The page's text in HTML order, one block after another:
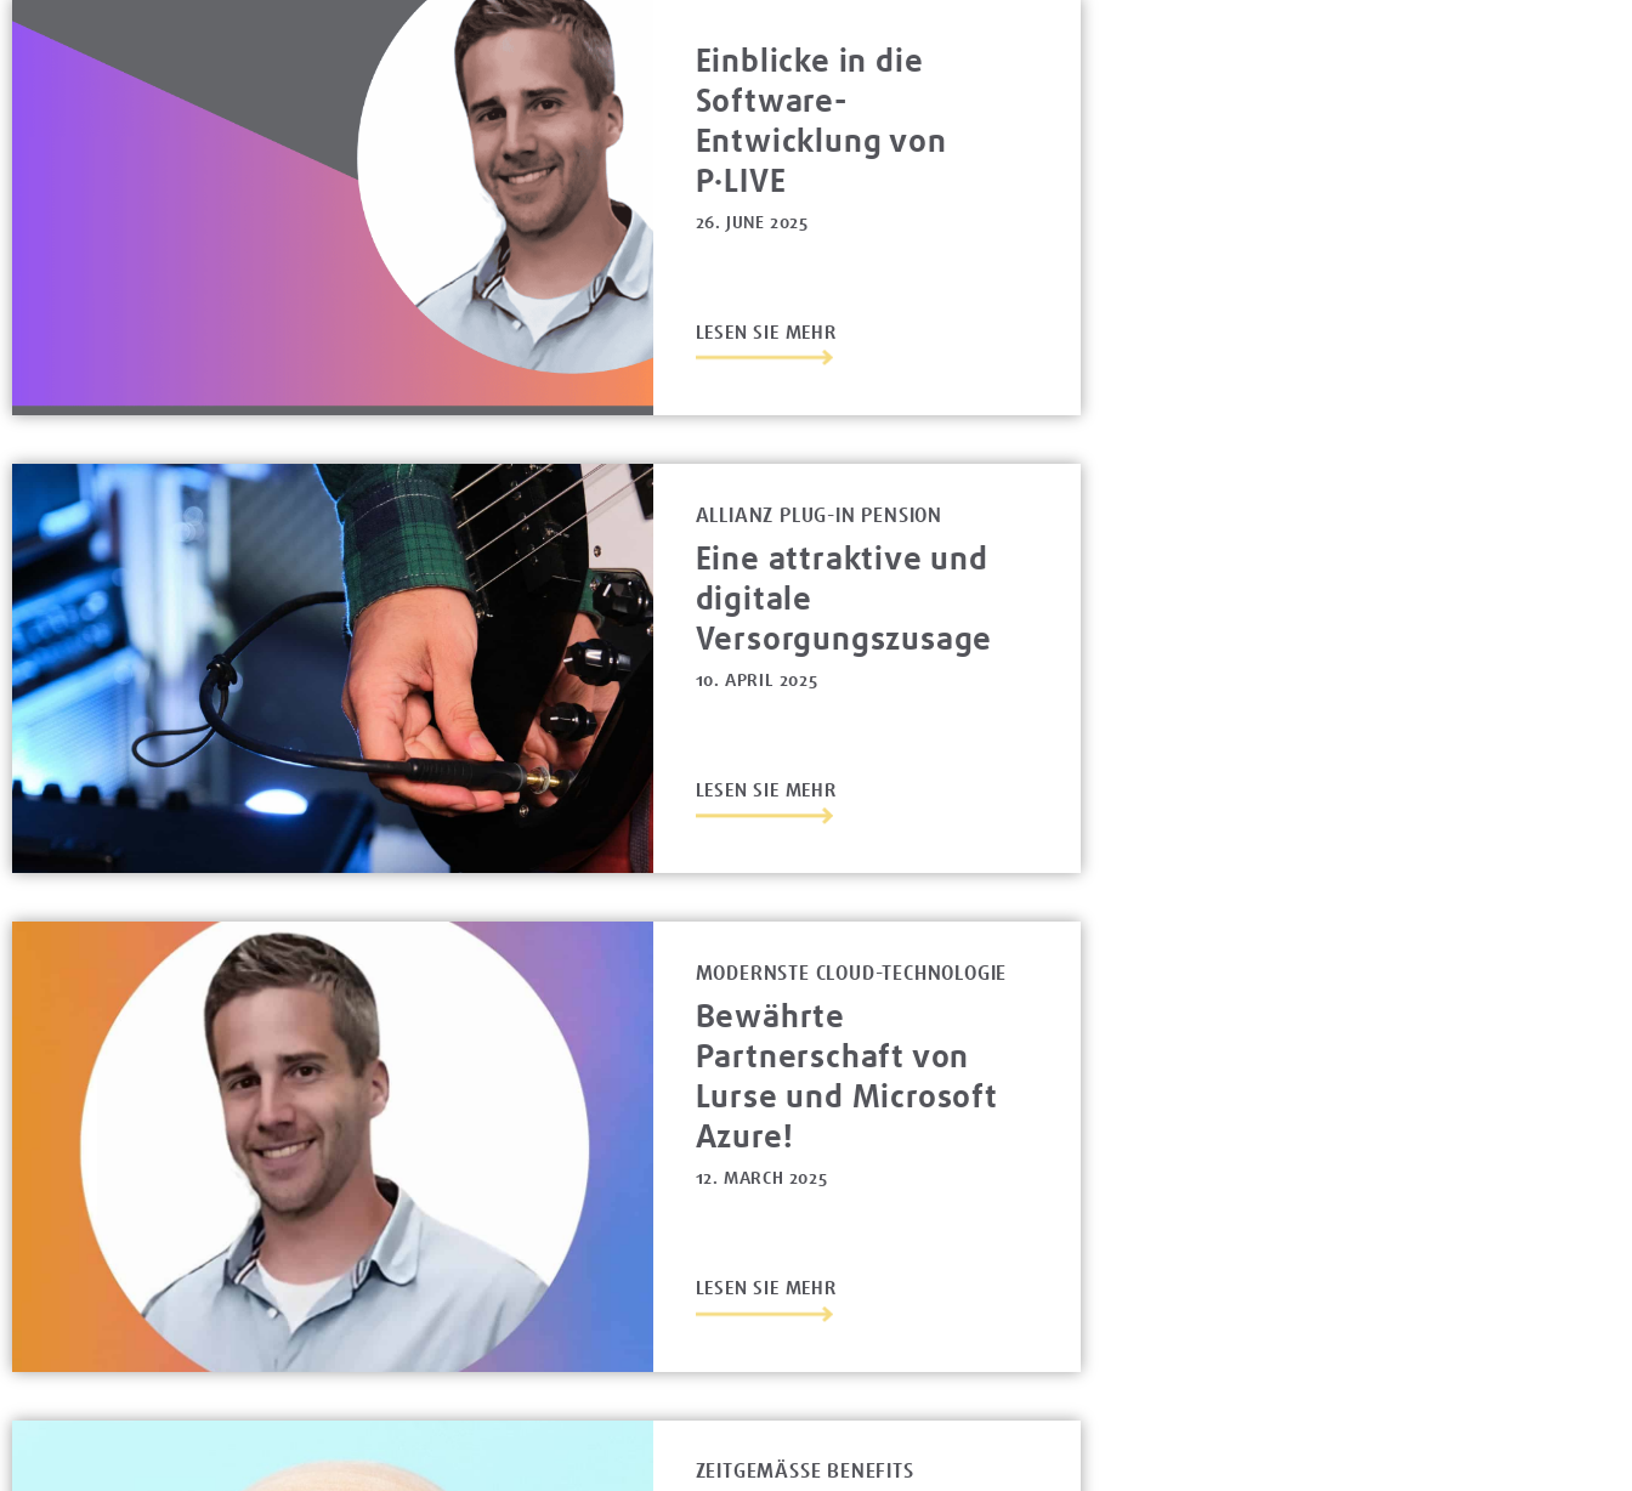
Einblicke in die
Software-
Entwicklung von
P·LIVE
26. JUNE 2025
LESEN SIE MEHR
ALLIANZ PLUG-IN PENSION
Eine attraktive und
digitale
Versorgungszusage
10. APRIL 2025
LESEN SIE MEHR
MODERNSTE CLOUD-TECHNOLOGIE
Bewährte
Partnerschaft von
Lurse und Microsoft
Azure!
12. MARCH 2025
LESEN SIE MEHR
ZEITGEMÄSSE BENEFITS